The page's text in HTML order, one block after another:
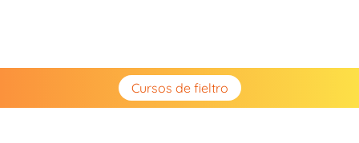
Cursos de fieltro